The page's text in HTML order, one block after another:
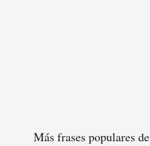
Más frases populares